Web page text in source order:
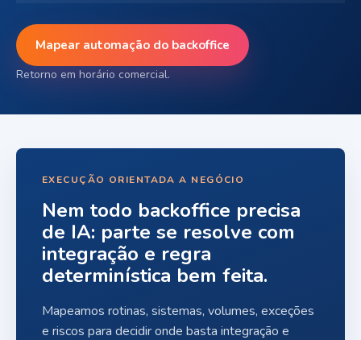
Mapear automação do backoffice
Retorno em horário comercial.
EXECUÇÃO ORIENTADA A NEGÓCIO
Nem todo backoffice precisa
de IA: parte se resolve com
integração e regra
determinística bem feita.
Mapeamos rotinas, sistemas, volumes, exceções
e riscos para decidir onde basta integração e